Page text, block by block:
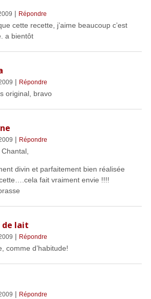
| Répondre
cette recette, j’aime beaucoup c’est
a bientôt
| Répondre
original, bravo
| Répondre
divin et parfaitement bien réalisée
fait vraiment envie !!!!
de lait
| Répondre
comme d’habitude!
| Répondre